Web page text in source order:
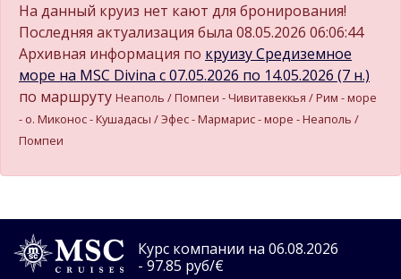
На данный круиз нет кают для бронирования!
Последняя актуализация была 08.05.2026 06:06:44
Архивная информация по круизу Средиземное
море на MSC Divina c 07.05.2026 по 14.05.2026 (7 н.)
по маршруту Неаполь / Помпеи - Чивитавеккья / Рим - море
- о. Миконос - Кушадасы / Эфес - Мармарис - море - Неаполь /
Помпеи
Курс компании на 06.08.2026
- 97.85 руб/€